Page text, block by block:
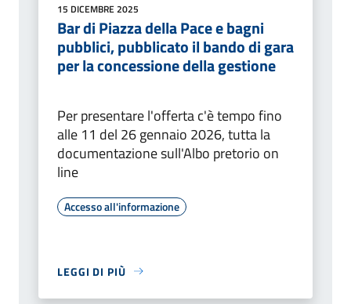
15 DICEMBRE 2025
Bar di Piazza della Pace e bagni
pubblici, pubblicato il bando di gara
per la concessione della gestione
Per presentare l'offerta c'è tempo fino
alle 11 del 26 gennaio 2026, tutta la
documentazione sull'Albo pretorio on
line
Accesso all'informazione
LEGGI DI PIÙ